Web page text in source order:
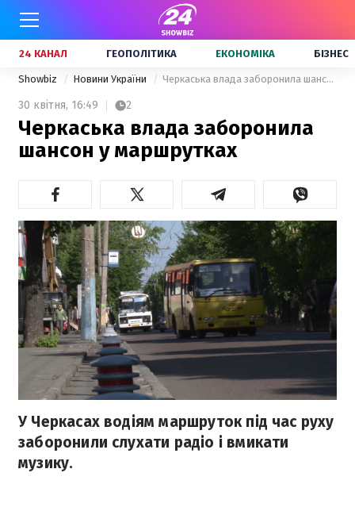
24 КАНАЛ ГЕОПОЛІТИКА ЕКОНОМІКА БІЗНЕС
Showbiz Новини України Черкаська влада заборонила шансон у маршрутках
30 квітня, 16:49 2
Черкаська влада заборонила
шансон у маршрутках
У Черкасах водіям маршруток під час руху
заборонили слухати радіо і вмикати
музику.